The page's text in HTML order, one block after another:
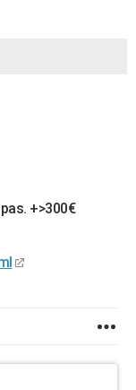
+>300€